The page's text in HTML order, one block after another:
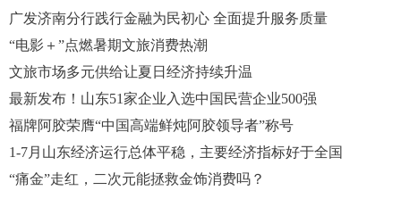
广发济南分行践行金融为民初心 全面提升服务质量
“电影＋”点燃暑期文旅消费热潮
文旅市场多元供给让夏日经济持续升温
最新发布！山东51家企业入选中国民营企业500强
福牌阿胶荣膺“中国高端鲜炖阿胶领导者”称号
1-7月山东经济运行总体平稳，主要经济指标好于全国
“痛金”走红，二次元能拯救金饰消费吗？